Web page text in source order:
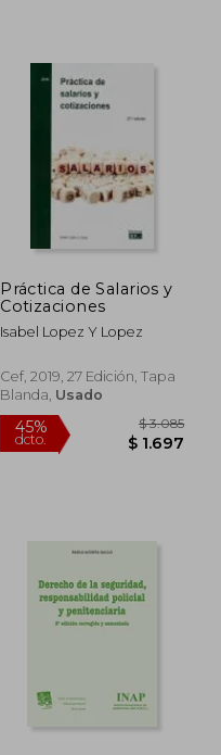
45%
dcto.
Práctica de Salarios y
Cotizaciones
Isabel Lopez Y Lopez
Cef, 2019, 27 Edición, Tapa
Blanda, Usado